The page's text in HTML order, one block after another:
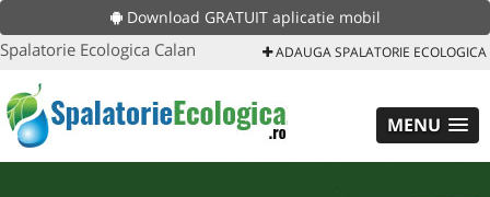
Download GRATUIT aplicatie mobil
Spalatorie Ecologica Calan ADAUGA SPALATORIE ECOLOGICA
MENU